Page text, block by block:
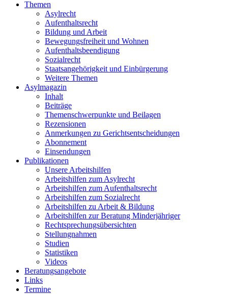
Themen
Asylrecht
Aufenthaltsrecht
Bildung und Arbeit
Bewegungsfreiheit und Wohnen
Aufenthaltsbeendigung
Sozialrecht
Staatsangehörigkeit und Einbürgerung
Weitere Themen
Asylmagazin
Inhalt
Beiträge
Themenschwerpunkte und Beilagen
Rezensionen
Anmerkungen zu Gerichtsentscheidungen
Abonnement
Einsendungen
Publikationen
Unsere Arbeitshilfen
Arbeitshilfen zum Asylrecht
Arbeitshilfen zum Aufenthaltsrecht
Arbeitshilfen zum Sozialrecht
Arbeitshilfen zu Arbeit & Bildung
Arbeitshilfen zur Beratung Minderjähriger
Rechtsprechungsübersichten
Stellungnahmen
Studien
Statistiken
Videos
Beratungsangebote
Links
Termine